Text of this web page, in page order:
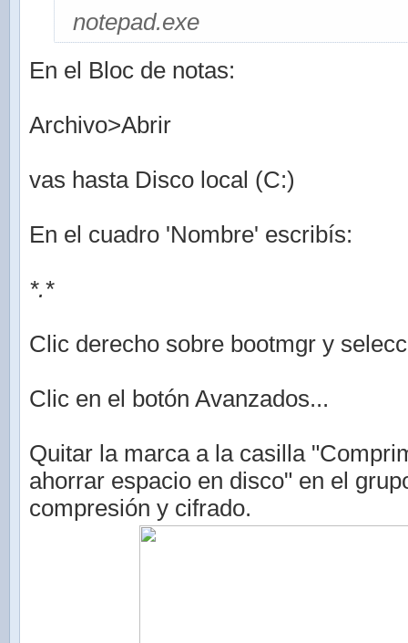
notepad.exe
En el Bloc de notas:
Archivo>Abrir
vas hasta Disco local (C:)
En el cuadro 'Nombre' escribís:
*.*
Clic derecho sobre bootmgr y
Clic en el botón Avanzados...
Quitar la marca a la casilla
ahorrar espacio en disco" en el
compresión y cifrado.